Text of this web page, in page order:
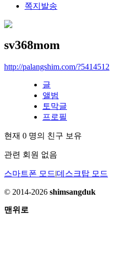
쪽지발송
sv368mom
http://palangshim.com/?5414512
글
앨범
토막글
프로필
현재 0 명의 친구 보유
관련 회원 없음
스마트폰 모드|데스크탑 모드
© 2014-2026 shimsangduk
맨위로